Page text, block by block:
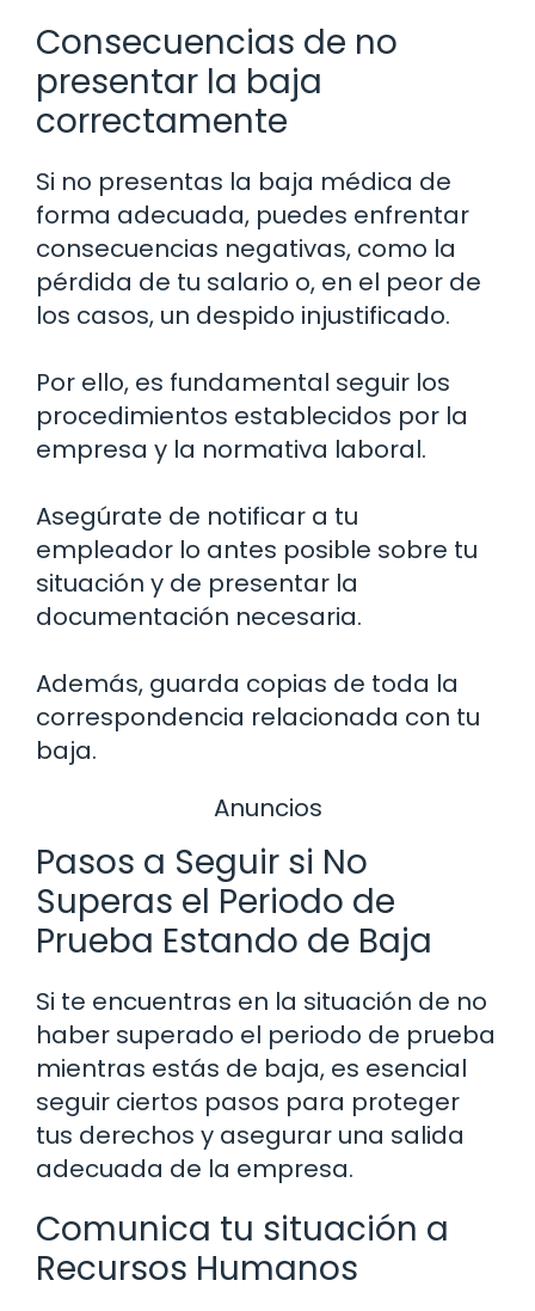
Consecuencias de no
presentar la baja
correctamente
Si no presentas la baja médica de
forma adecuada, puedes enfrentar
consecuencias negativas, como la
pérdida de tu salario o, en el peor de
los casos, un despido injustificado.
Por ello, es fundamental seguir los
procedimientos establecidos por la
empresa y la normativa laboral.
Asegúrate de notificar a tu
empleador lo antes posible sobre tu
situación y de presentar la
documentación necesaria.
Además, guarda copias de toda la
correspondencia relacionada con tu
baja.
Anuncios
Pasos a Seguir si No
Superas el Periodo de
Prueba Estando de Baja
Si te encuentras en la situación de no
haber superado el periodo de prueba
mientras estás de baja, es esencial
seguir ciertos pasos para proteger
tus derechos y asegurar una salida
adecuada de la empresa.
Comunica tu situación a
Recursos Humanos